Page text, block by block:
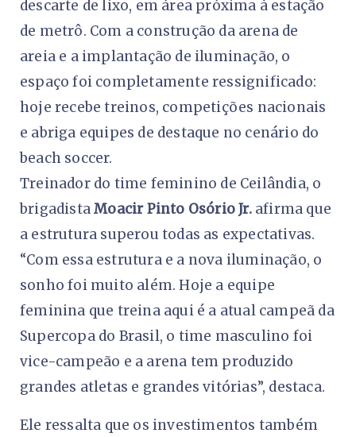
descarte de lixo, em área próxima à estação
de metrô. Com a construção da arena de
areia e a implantação de iluminação, o
espaço foi completamente ressignificado:
hoje recebe treinos, competições nacionais
e abriga equipes de destaque no cenário do
beach soccer.
Treinador do time feminino de Ceilândia, o
brigadistaMoacir Pinto Osório Jr.afirma que
a estrutura superou todas as expectativas.
“Com essa estrutura e a nova iluminação, o
sonho foi muito além. Hoje a equipe
feminina que treina aqui é a atual campeã da
Supercopa do Brasil, o time masculino foi
vice-campeão e a arena tem produzido
grandes atletas e grandes vitórias”, destaca.
Ele ressalta que os investimentos também